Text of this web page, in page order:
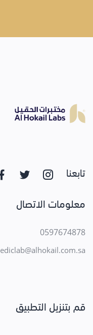
تابعنا
معلومات الاتصال
0597674878
قم بتنزيل التطبيق